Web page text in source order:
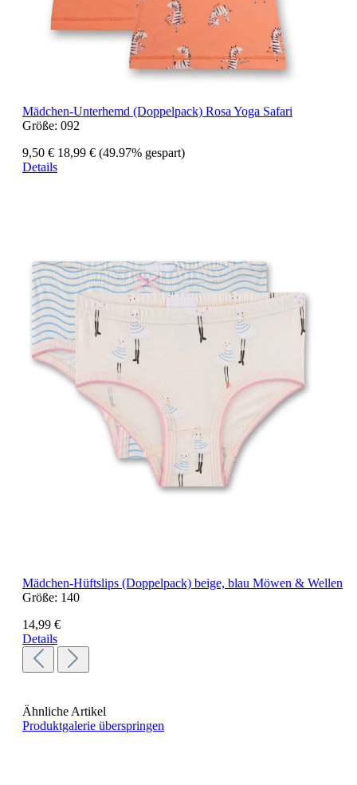
Mädchen-Unterhemd (Doppelpack) Rosa Yoga Safari
Größe: 092
9,50 € 18,99 € (49.97% gespart)
Details
Mädchen-Hüftslips (Doppelpack) beige, blau Möwen & Wellen
Größe: 140
14,99 €
Details
Ähnliche Artikel
Produktgalerie überspringen